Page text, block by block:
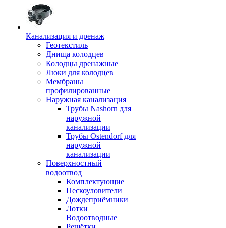
Канализация и дренаж
Геотекстиль
Днища колодцев
Колодцы дренажные
Люки для колодцев
Мембраны
профилированные
Наружная канализация
Трубы Nashorn для
наружной
канализации
Трубы Ostendorf для
наружной
канализации
Поверхностный
водоотвод
Комплектующие
Пескоуловители
Дождеприёмники
Лотки
Водоотводные